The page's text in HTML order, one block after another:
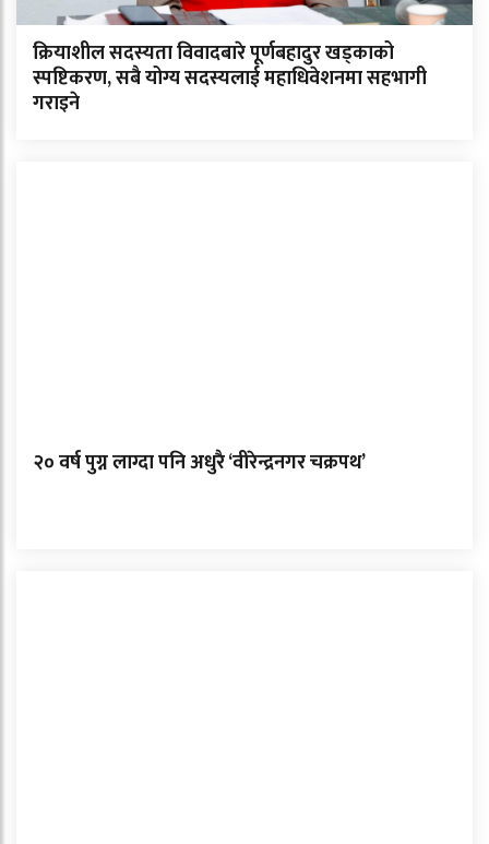
क्रियाशील सदस्यता विवादबारे पूर्णबहादुर खड्काको
स्पष्टिकरण, सबै योग्य सदस्यलाई महाधिवेशनमा सहभागी
गराइने
२० वर्ष पुग्न लाग्दा पनि अधुरै ‘वीरेन्द्रनगर चक्रपथ’